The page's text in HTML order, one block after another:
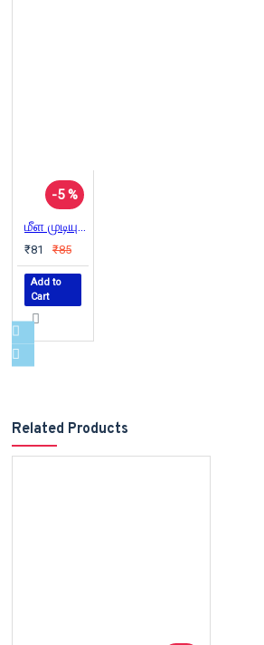
-5 %
மீள முடியுமா?
₹81 ₹85
Add to
Cart
Related Products